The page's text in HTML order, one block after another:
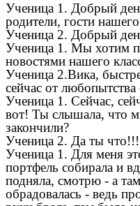
Ученица 1. Добрый
родители, гости
Ученица 2. Добрый
Ученица 1. Мы хотим
новостями нашего
Ученица 2.Вика,
сейчас от
Ученица 1. Сейчас,
вот! Ты слышала, что
закончили?
Ученица 2. Да ты что!!!
Ученица 1. Для меня
портфель собирала и
подняла, смотрю - а
обрадовалась - ведь